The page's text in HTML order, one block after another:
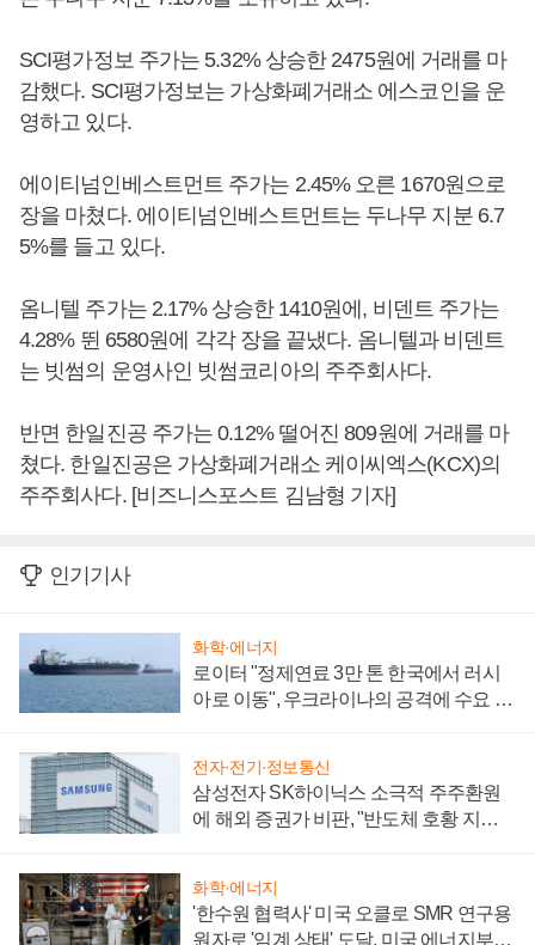
SCI평가정보 주가는 5.32% 상승한 2475원에 거래를 마
감했다. SCI평가정보는 가상화폐거래소 에스코인을 운
영하고 있다.
에이티넘인베스트먼트 주가는 2.45% 오른 1670원으로
장을 마쳤다. 에이티넘인베스트먼트는 두나무 지분 6.7
5%를 들고 있다.
옴니텔 주가는 2.17% 상승한 1410원에, 비덴트 주가는
4.28% 뛴 6580원에 각각 장을 끝냈다. 옴니텔과 비덴트
는 빗썸의 운영사인 빗썸코리아의 주주회사다.
반면 한일진공 주가는 0.12% 떨어진 809원에 거래를 마
쳤다. 한일진공은 가상화폐거래소 케이씨엑스(KCX)의
주주회사다. [비즈니스포스트 김남형 기자]
인기기사
화학·에너지
로이터 "정제연료 3만 톤 한국에서 러시
아로 이동", 우크라이나의 공격에 수요 늘
전자·전기·정보통신
삼성전자 SK하이닉스 소극적 주주환원
에 해외 증권가 비판, "반도체 호황 지속
화학·에너지
'한수원 협력사' 미국 오클로 SMR 연구용
원자로 '임계 상태' 도달, 미국 에너지부